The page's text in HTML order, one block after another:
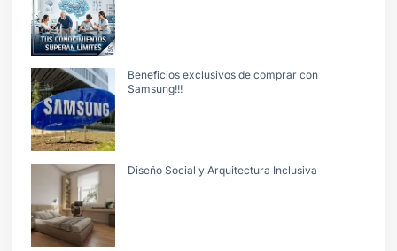
Beneficios exclusivos de comprar con
Samsung!!!
Diseño Social y Arquitectura Inclusiva